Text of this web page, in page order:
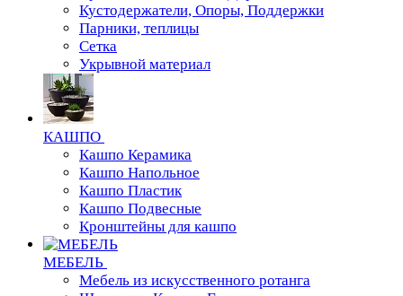
Кустодержатели, Опоры, Поддержки
Парники, теплицы
Сетка
Укрывной материал
КАШПО
Кашпо Керамика
Кашпо Напольное
Кашпо Пластик
Кашпо Подвесные
Кронштейны для кашпо
МЕБЕЛЬ
Мебель из искусственного ротанга